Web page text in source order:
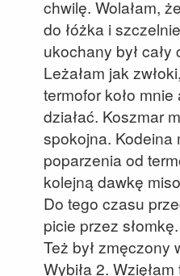
chwilę. Wolałam,
do łóżka i
ukochany był
Leżałam jak
termofor koło
działać. Koszmar
spokojna. Kodeina
poparzenia od
kolejną dawkę
Do tego czasu
picie przez
Też był zmęczony
Wybiła 2.